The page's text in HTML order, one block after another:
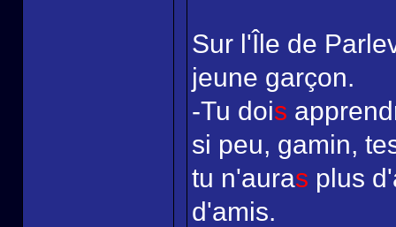
Sur l'Île de
jeune garçon.
-Tu dois
si peu, gamin,
tu n'auras plus
d'amis.